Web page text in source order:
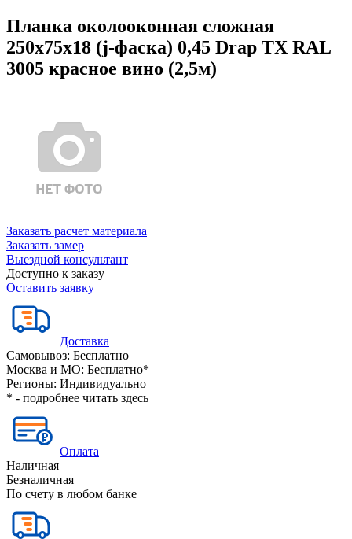
Планка околооконная сложная
250х75х18 (j-фаска) 0,45 Drap TX RAL
3005 красное вино (2,5м)
Заказать расчет материала
Заказать замер
Выездной консультант
Доступно к заказу
Оставить заявку
Доставка
Самовывоз: Бесплатно
Москва и МО: Бесплатно*
Регионы: Индивидуально
* - подробнее читать здесь
Оплата
Наличная
Безналичная
По счету в любом банке